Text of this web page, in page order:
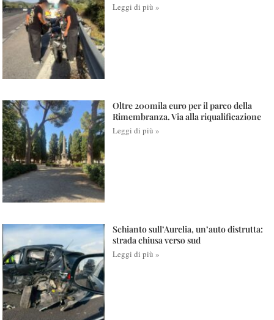
Leggi di più »
Oltre 200mila euro per il parco della
Rimembranza. Via alla riqualificazione
Leggi di più »
Schianto sull’Aurelia, un’auto distrutta:
strada chiusa verso sud
Leggi di più »